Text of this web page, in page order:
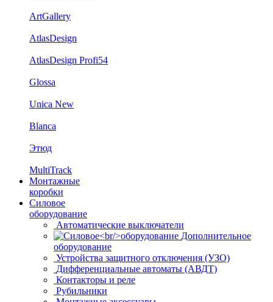
ArtGallery
AtlasDesign
AtlasDesign Profi54
Glossa
Unica New
Blanca
Этюд
MultiTrack
Монтажные
коробки
Силовое
оборудование
Автоматические выключатели
Дополнительное
оборудование
Устройства защитного отключения (УЗО)
Дифференциальные автоматы (АВДТ)
Контакторы и реле
Рубильники